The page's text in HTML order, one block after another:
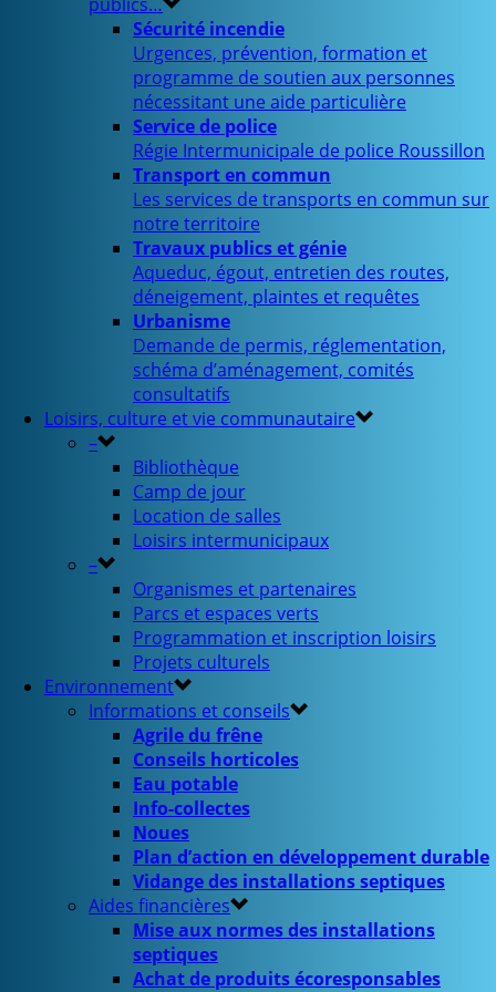
Sécurité incendie
Urgences, prévention, formation et
programme de soutien aux personnes
nécessitant une aide particulière
Service de police
Régie Intermunicipale de police Roussillon
Transport en commun
Les services de transports en commun sur
notre territoire
Travaux publics et génie
Aqueduc, égout, entretien des routes,
déneigement, plaintes et requêtes
Urbanisme
Demande de permis, réglementation,
schéma d’aménagement, comités
consultatifs
Loisirs, culture et vie communautaire
–
Bibliothèque
Camp de jour
Location de salles
Loisirs intermunicipaux
–
Organismes et partenaires
Parcs et espaces verts
Programmation et inscription loisirs
Projets culturels
Environnement
Informations et conseils
Agrile du frêne
Conseils horticoles
Eau potable
Info-collectes
Noues
Plan d’action en développement durable
Vidange des installations septiques
Aides financières
Mise aux normes des installations
septiques
Achat de produits écoresponsables